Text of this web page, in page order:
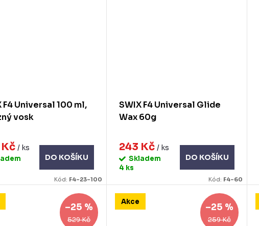
F4 Universal 100 ml,
vosk
/ ks
DO KOŠÍKU
Kód: F4-23-100
SWIX F4 Universal Glide
Wax 60g
243 Kč/ ks
Skladem
4 ks
DO KOŠÍKU
Kód: F4-60
529 Kč
–25 % Akce
259 Kč
–25 %